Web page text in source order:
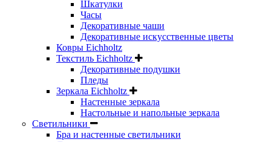
Шкатулки
Часы
Декоративные чаши
Декоративные искусственные цветы
Ковры Eichholtz
Текстиль Eichholtz
Декоративные подушки
Пледы
Зеркала Eichholtz
Настенные зеркала
Настольные и напольные зеркала
Светильники
Бра и настенные светильники